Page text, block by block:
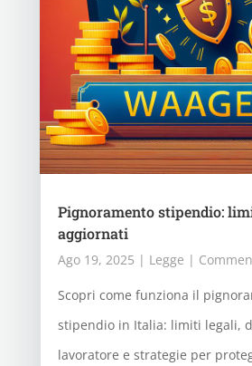
Pignoramento stipendio:
aggiornati
Ago 19, 2025 | Legge |
Scopri come funziona il
stipendio in Italia: limiti legali,
lavoratore e strategie per